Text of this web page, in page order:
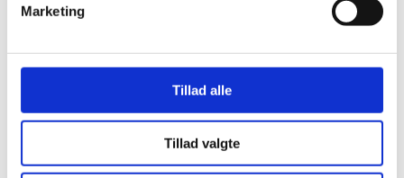
Marketing
Tillad alle
Tillad valgte
DETALJER
Tidspunkt: